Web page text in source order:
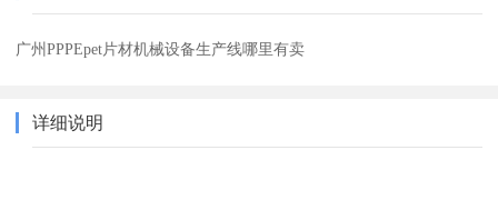
广州PPPEpet片材机械设备生产线哪里有卖
详细说明